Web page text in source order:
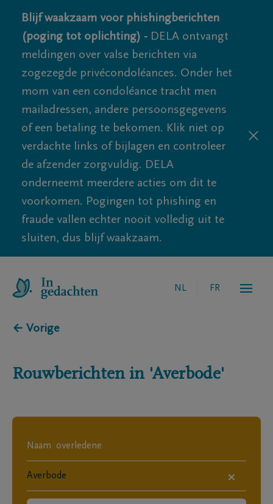
Blijf waakzaam voor phishingberichten
(poging tot oplichting) - DELA ontvangt
meldingen over valse berichten via
zogezegde privécondoléances. Onder het
mom van een condoléance tracht men
mailadressen, andere persoonsgegevens
of een betaling te bekomen. Klik niet op
verdachte links of bijlagen en controleer
de afzender zorgvuldig. DELA
onderneemt meerdere acties om dit te
voorkomen. Pogingen tot phishing en
fraude vallen echter nooit volledig uit te
sluiten, dus blijf waakzaam.
NL FR
← Vorige
Rouwberichten in 'Averbode'
×